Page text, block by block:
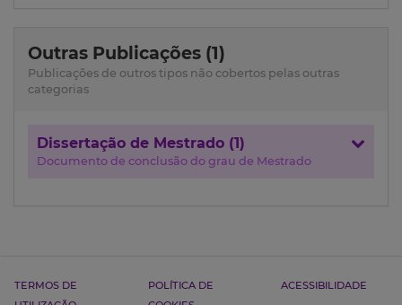
Outras Publicações (1)
Publicações de outros tipos não cobertos pelas outras
categorias
Dissertação de Mestrado (1)
Documento de conclusão do grau de Mestrado
TERMOS DE
POLÍTICA DE
ACESSIBILIDADE